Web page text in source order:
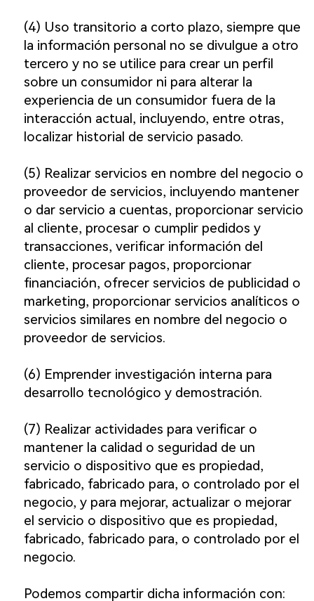
(4) Uso transitorio a corto plazo, siempre que
la información personal no se divulgue a otro
tercero y no se utilice para crear un perfil
sobre un consumidor ni para alterar la
experiencia de un consumidor fuera de la
interacción actual, incluyendo, entre otras,
localizar historial de servicio pasado.
(5) Realizar servicios en nombre del negocio o
proveedor de servicios, incluyendo mantener
o dar servicio a cuentas, proporcionar servicio
al cliente, procesar o cumplir pedidos y
transacciones, verificar información del
cliente, procesar pagos, proporcionar
financiación, ofrecer servicios de publicidad o
marketing, proporcionar servicios analíticos o
servicios similares en nombre del negocio o
proveedor de servicios.
(6) Emprender investigación interna para
desarrollo tecnológico y demostración.
(7) Realizar actividades para verificar o
mantener la calidad o seguridad de un
servicio o dispositivo que es propiedad,
fabricado, fabricado para, o controlado por el
negocio, y para mejorar, actualizar o mejorar
el servicio o dispositivo que es propiedad,
fabricado, fabricado para, o controlado por el
negocio.
Podemos compartir dicha información con: